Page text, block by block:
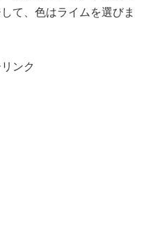
て、色はライムを選びま
ンク